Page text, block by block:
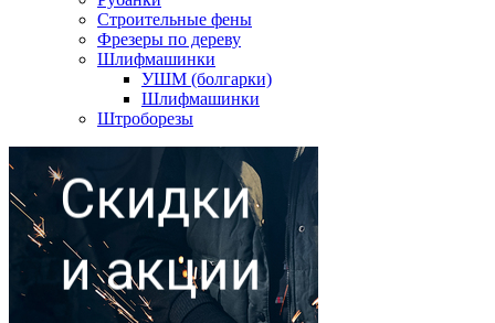
Строительные фены
Фрезеры по дереву
Шлифмашинки
УШМ (болгарки)
Шлифмашинки
Штроборезы